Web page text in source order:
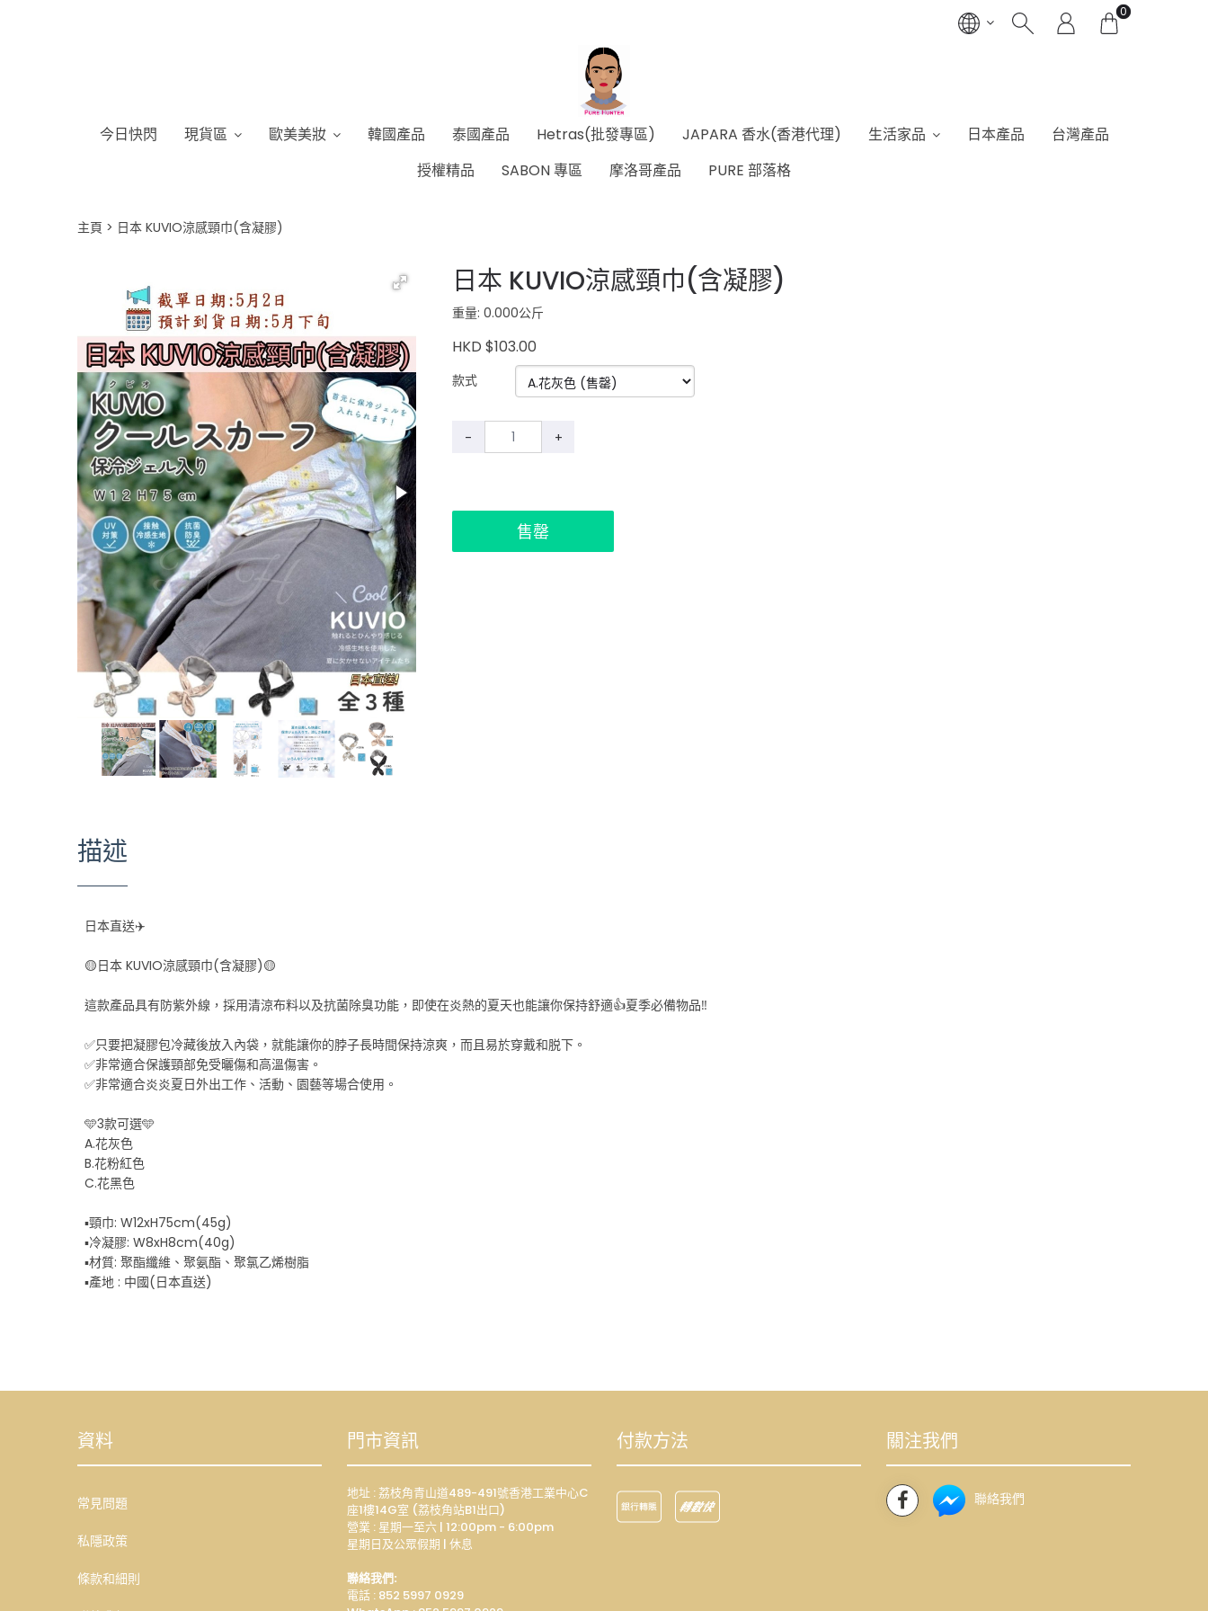
0
今日快閃 現貨區 歐美美妝 韓國產品 泰國產品 Hetras(批發專區) JAPARA 香水(香港代理) 生活家品 日本產品
台灣產品
授權精品
SABON 專區 摩洛哥產品 PURE 部落格
主頁 日本 KUVIO涼感頸巾(含凝膠)
日本 KUVIO涼感頸巾(含凝膠)
重量: 0.000公斤
HKD $103.00
款式
- +
售罄
描述
日本直送✈️
🟡日本 KUVIO涼感頸巾(含凝膠)🟡
這款產品具有防紫外線，採用清涼布料以及抗菌除臭功能，即使在炎熱的夏天也能讓你保持舒適👍夏季必備物品‼️
✅只要把凝膠包冷藏後放入內袋，就能讓你的脖子長時間保持涼爽，而且易於穿戴和脱下。
✅非常適合保護頸部免受曬傷和高溫傷害。
✅非常適合炎炎夏日外出工作、活動、園藝等場合使用。
🩵3款可選🩵
A.花灰色
B.花粉紅色
C.花黑色
▪️頸巾: W12xH75cm(45g)
▪️冷凝膠: W8xH8cm(40g)
▪️材質: 聚酯纖維、聚氨酯、聚氯乙烯樹脂
▪️產地 : 中國(日本直送)
資料
常見問題
私隱政策
條款和細則
門市資訊
地址 : 荔枝角青山道489-491號香港工業中心C
座1樓14G室 (荔枝角站B1出口)
營業 : 星期一至六 | 12:00pm - 6:00pm
星期日及公眾假期 | 休息
聯絡我們:
電話 : 852 5997 0929
付款方法 關注我們
聯絡我們